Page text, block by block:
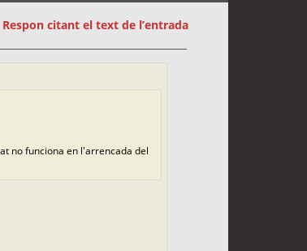
Respon citant el text de l’entrada
no funciona en l'arrencada del